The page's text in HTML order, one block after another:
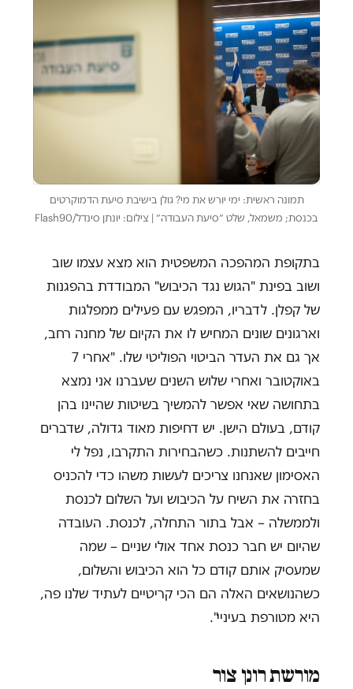
תמונה ראשית: ימי יורש את מי? גולן בישיבת סיעת הדמוקרטים
בכנסת; משמאל, שלט ״סיעת העבודה״ | צילום: יונתן סינדל/Flash90
בתקופת המהפכה המשפטית הוא מצא עצמו שוב
ושוב בפינת "הגוש נגד הכיבוש" המבודדת בהפגנות
של קפלן. לדבריו, המפגש עם פעילים ממפלגות
וארגונים שונים המחיש לו את הקיום של מחנה רחב,
אך גם את העדר הביטוי הפוליטי שלו. "אחרי 7
באוקטובר ואחרי שלוש השנים שעברנו אני נמצא
בתחושה שאי אפשר להמשיך בשיטות שהיינו בהן
קודם, בעולם הישן. יש דחיפות מאוד גדולה, שדברים
חייבים להשתנות. כשהבחירות התקרבו, נפל לי
האסימון שאנחנו צריכים לעשות משהו כדי להכניס
בחזרה את השיח על הכיבוש ועל השלום לכנסת
ולממשלה – אבל בתור התחלה, לכנסת. העובדה
שהיום יש חבר כנסת אחד אולי שניים – שמה
שמעסיק אותם קודם כל הוא הכיבוש והשלום,
כשהנושאים האלה הם הכי קריטיים לעתיד שלנו פה,
היא מטורפת בעיניי".
מורשת רונן צור